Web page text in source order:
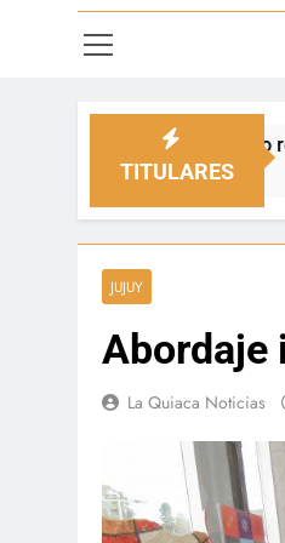
TITULARES
rechazó la flexibilización
JUJUY
Abordaje
La Quiaca Noticias